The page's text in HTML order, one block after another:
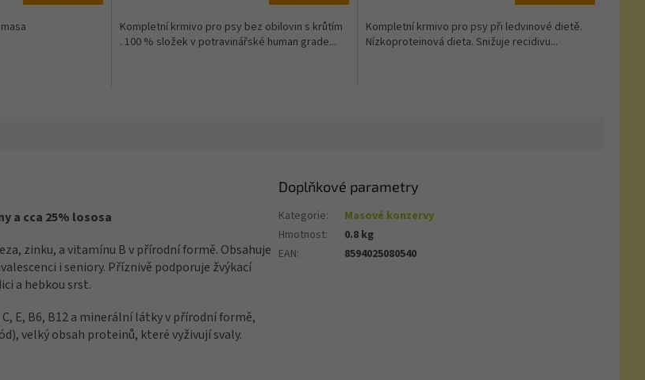
Kompletní krmivo pro psy bez obilovin s krůtím
. 100 % složek v potravinářské human grade...
Kompletní krmivo pro psy při ledvinové dietě.
Nízkoproteinová dieta. Snižuje recidivu...
a cca 25% lososa
zinku, a vitamínu B v přírodní formě. Obsahuje
i seniory. Příznivě podporuje žvýkací
a hebkou srst.
E, B6, B12 a minerální látky v přírodní formě,
velký obsah proteinů, které vyživují svaly.
Doplňkové parametry
Kategorie:
Masové konzervy
Hmotnost:
0.8 kg
EAN: 8594025080540